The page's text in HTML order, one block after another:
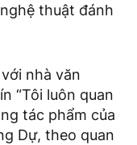
thuật đánh
nhà văn
“Tôi luôn quan
tác phẩm của
Dự, theo quan